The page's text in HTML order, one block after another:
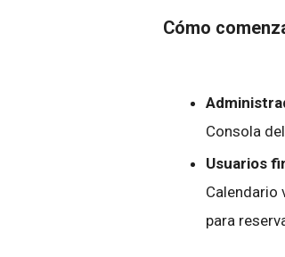
Cómo
Consola
Usuarios
Calendario
para